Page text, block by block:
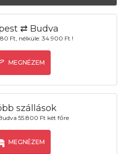
⇄ Budva
Ft, nélküle: 34.900 Ft !
MEGNÉZEM
szállások
55.800 Ft két főre
MEGNÉZEM